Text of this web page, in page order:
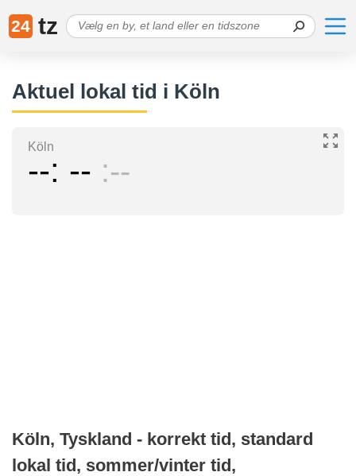
24 tz
Aktuel lokal tid i Köln
Köln
-- -- --
Köln, Tyskland - korrekt tid, standard
lokal tid, sommer/vinter tid,